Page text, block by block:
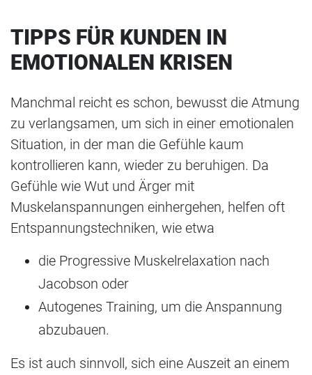
TIPPS FÜR KUNDEN IN
EMOTIONALEN KRISEN
Manchmal reicht es schon, bewusst die Atmung
zu verlangsamen, um sich in einer emotionalen
Situation, in der man die Gefühle kaum
kontrollieren kann, wieder zu beruhigen. Da
Gefühle wie Wut und Ärger mit
Muskelanspannungen einhergehen, helfen oft
Entspannungstechniken, wie etwa
die Progressive Muskelrelaxation nach
Jacobson oder
Autogenes Training, um die Anspannung
abzubauen.
Es ist auch sinnvoll, sich eine Auszeit an einem